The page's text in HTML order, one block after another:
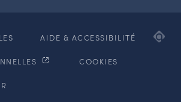
AIDE & ACCESSIBILITÉ
COOKIES